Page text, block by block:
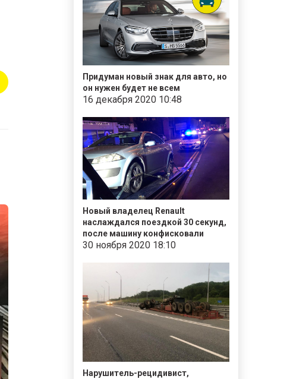
Придуман новый знак для авто, но
он нужен будет не всем
16 декабря 2020 10:48
Новый владелец Renault
наслаждался поездкой 30 секунд,
после машину конфисковали
30 ноября 2020 18:10
Нарушитель-рецидивист,